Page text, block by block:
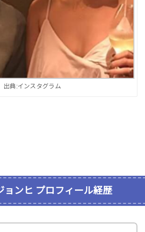
出典:インスタグラム
ョンヒ プロフィール経歴